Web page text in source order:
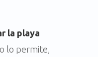
la playa
lo permite,